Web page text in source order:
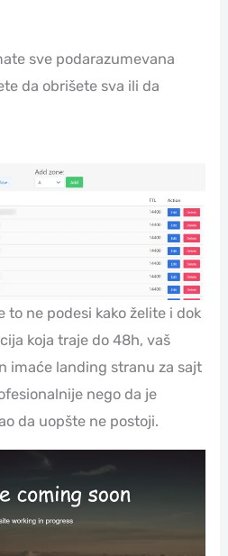
sve podarazumevana
da obrišete sva ili da
to ne podesi kako želite i dok
koja traje do 48h, vaš
imaće landing stranu za sajt
nego da je
da uopšte ne postoji.